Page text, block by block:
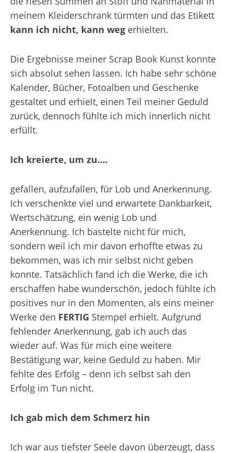
meinem Kleiderschrank türmten und das Etikett
kann ich nicht, kann weg erhielten.
Die Ergebnisse meiner Scrap Book Kunst konnte
sich absolut sehen lassen. Ich habe sehr schöne
Kalender, Bücher, Fotoalben und Geschenke
gestaltet und erhielt, einen Teil meiner Geduld
zurück, dennoch fühlte ich mich innerlich nicht
erfüllt.
Ich kreierte, um zu….
gefallen, aufzufallen, für Lob und Anerkennung.
Ich verschenkte viel und erwartete Dankbarkeit,
Wertschätzung, ein wenig Lob und
Anerkennung. Ich bastelte nicht für mich,
sondern weil ich mir davon erhoffte etwas zu
bekommen, was ich mir selbst nicht geben
konnte. Tatsächlich fand ich die Werke, die ich
erschaffen habe wunderschön, jedoch fühlte ich
positives nur in den Momenten, als eins meiner
Werke den FERTIG Stempel erhielt. Aufgrund
fehlender Anerkennung, gab ich auch das
wieder auf. Was für mich eine weitere
Bestätigung war, keine Geduld zu haben. Mir
fehlte des Erfolg – denn ich selbst sah den
Erfolg im Tun nicht.
Ich gab mich dem Schmerz hin
Ich war aus tiefster Seele davon überzeugt, dass